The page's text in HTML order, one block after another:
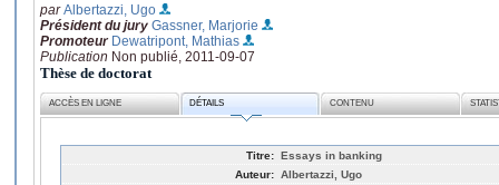
parAlbertazzi, Ugo
Président du jury Gassner, Marjorie
Promoteur Dewatripont, Mathias
Publication Non publié, 2011-09-07
Thèse de doctorat
ACCÈS EN LIGNE DÉTAILS CONTENU
Titre: Essays in banking
Auteur: Albertazzi, Ugo